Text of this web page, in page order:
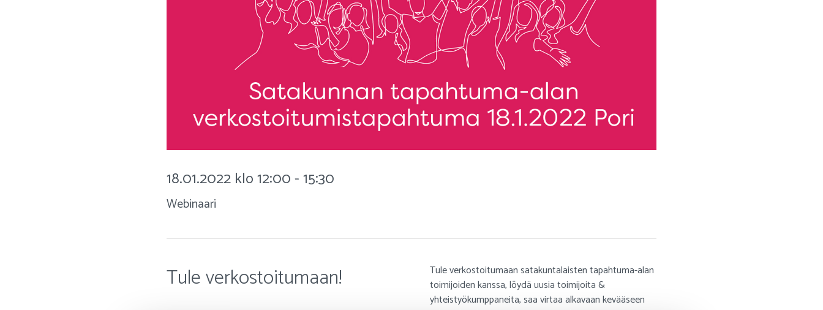
18.01.2022 klo 12:00 - 15:30
Webinaari
Tule verkostoitumaan!
Tule verkostoitumaan satakuntalaisten tapahtuma-alan
toimijoiden kanssa, löydä uusia toimijoita &
yhteistyökumppaneita, saa virtaa alkavaan kevääseen